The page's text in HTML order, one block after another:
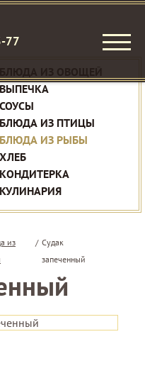
77
ВЫПЕЧКА
СОУСЫ
БЛЮДА ИЗ ПТИЦЫ
БЛЮДА ИЗ РЫБЫ
ХЛЕБ
КОНДИТЕРКА
КУЛИНАРИЯ
из
/ Судак
запеченный